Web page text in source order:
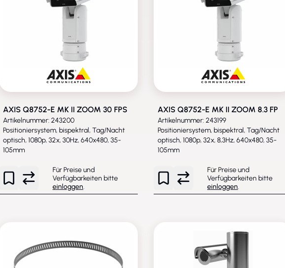
AXIS Q8752-E MK II ZOOM 30 FPS
Artikelnummer: 243200
Positioniersystem, bispektral, Tag/Nacht
optisch, 1080p, 32x, 30Hz, 640x480, 35-
105mm
Für Preise und
Verfügbarkeiten bitte
einloggen.
AXIS Q8752-E MK II ZOOM 8.3 FP
Artikelnummer: 243199
Positioniersystem, bispektral, Tag/Nacht
optisch, 1080p, 32x, 8,3Hz, 640x480, 35-
105mm
Für Preise und
Verfügbarkeiten bitte
einloggen.